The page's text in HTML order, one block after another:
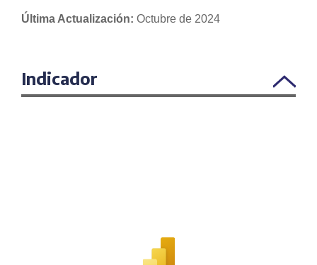
Última Actualización: Octubre de 2024
Indicador